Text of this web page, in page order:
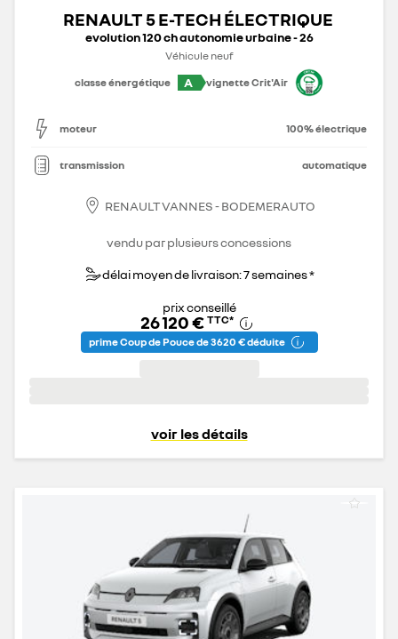
RENAULT 5 E-TECH ÉLECTRIQUE
evolution 120 ch autonomie urbaine - 26
Véhicule neuf
classe énergétique
A vignette Crit'Air
moteur 100% électrique
transmission automatique
RENAULT VANNES - BODEMERAUTO
vendu par plusieurs concessions
délai moyen de livraison: 7 semaines *
prix conseillé
26 120 € TTC*
prime Coup de Pouce de 3 620 € déduite
voir les détails